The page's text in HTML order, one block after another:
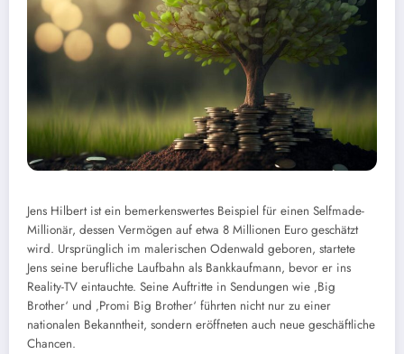
Jens Hilbert ist ein bemerkenswertes Beispiel für einen Selfmade-
Millionär, dessen Vermögen auf etwa 8 Millionen Euro geschätzt
wird. Ursprünglich im malerischen Odenwald geboren, startete
Jens seine berufliche Laufbahn als Bankkaufmann, bevor er ins
Reality-TV eintauchte. Seine Auftritte in Sendungen wie ‚Big
Brother‘ und ‚Promi Big Brother‘ führten nicht nur zu einer
nationalen Bekanntheit, sondern eröffneten auch neue geschäftliche
Chancen.